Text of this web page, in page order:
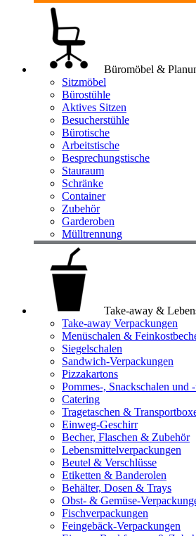
Büromöbel &
Sitzmöbel
Bürostühle
Aktives Sitzen
Besucherstühle
Bürotische
Arbeitstische
Besprechungstische
Stauraum
Schränke
Container
Zubehör
Garderoben
Mülltrennung
Take-away &
Take-away Verpackungen
Menüschalen &
Siegelschalen
Sandwich-Verpackungen
Pizzakartons
Pommes-, Snackschalen und
Catering
Tragetaschen &
Einweg-Geschirr
Becher, Flaschen & Zubehör
Lebensmittelverpackungen
Beutel & Verschlüsse
Etiketten & Banderolen
Behälter, Dosen & Trays
Obst- & Gemüse-
Fischverpackungen
Feingebäck-Verpackungen